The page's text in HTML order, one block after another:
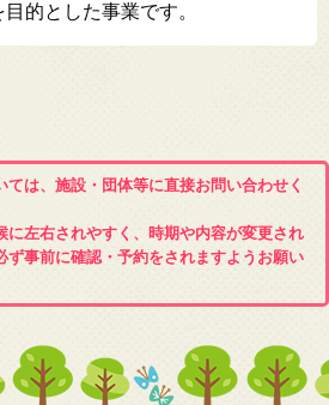
的とした事業です。
は、施設・団体等に直接お問い合わせく
左右されやすく、時期や内容が変更され
ず事前に確認・予約をされますようお願い